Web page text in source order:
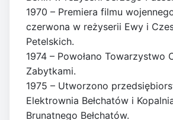
1970 – Premiera filmu
czerwona w reżyserii Ewy i
Petelskich.
1974 – Powołano Towarzystwo
Zabytkami.
1975 – Utworzono
Elektrownia Bełchatów i
Brunatnego Bełchatów.